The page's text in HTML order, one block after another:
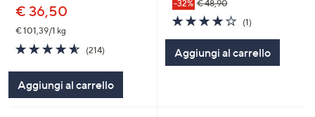
€ 36,50
€ 101,39/1 kg
4.6
of
5
Stars
(214)214
Aggiungi al carrello
-32% € 48,90
4.0
of
Stars
(1)1
Aggiungi al carrello